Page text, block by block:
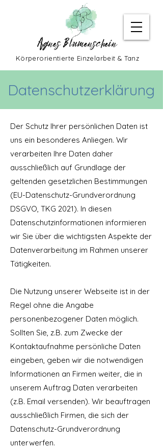
Körperorientierte Einzelarbeit & Tanz
Datenschutzerklärung
Der Schutz Ihrer persönlichen Daten ist
uns ein besonderes Anliegen. Wir
verarbeiten Ihre Daten daher
ausschließlich auf Grundlage der
geltenden gesetzlichen Bestimmungen
(EU-Datenschutz-Grundverordnung
DSGVO, TKG 2021). In diesen
Datenschutzinformationen informieren
wir Sie über die wichtigsten Aspekte der
Datenverarbeitung im Rahmen unserer
Tätigkeiten.
Die Nutzung unserer Webseite ist in der
Regel ohne die Angabe
personenbezogener Daten möglich.
Sollten Sie, z.B. zum Zwecke der
Kontaktaufnahme persönliche Daten
eingeben, geben wir die notwendigen
Informationen an Firmen weiter, die in
unserem Auftrag Daten verarbeiten
(z.B. Email versenden). Wir beauftragen
ausschließlich Firmen, die sich der
Datenschutz-Grundverordnung
unterwerfen.